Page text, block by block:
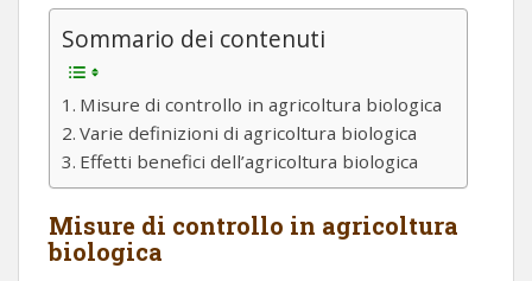
Sommario dei contenuti
Misure di controllo in agricoltura biologica
Varie definizioni di agricoltura biologica
Effetti benefici dell’agricoltura biologica
Misure di controllo in agricoltura
biologica